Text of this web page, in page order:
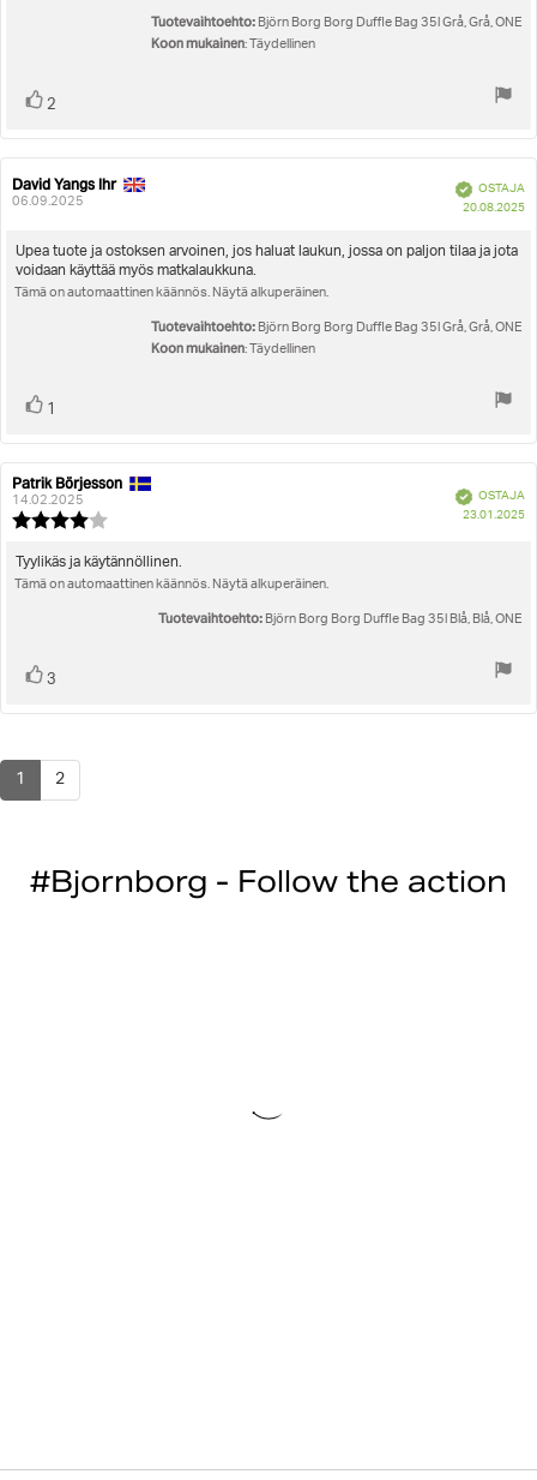
Tuotevaihtoehto: Björn Borg Borg Duffle Bag 35l Grå, Grå, ONE
Koon mukainen: Täydellinen
Äänestä
2
Arvostelun
kirjoittaja:
David Yangs Ihr
06.09.2025
Vahvistettu
OSTAJA
20.08.2025
Arvostelun
teksti:
Upea tuote ja ostoksen arvoinen, jos haluat laukun, jossa on paljon tilaa ja jota
voidaan käyttää myös matkalaukkuna.
Tämä on automaattinen käännös. Näytä alkuperäinen.
Tuotevaihtoehto: Björn Borg Borg Duffle Bag 35l Grå, Grå, ONE
Koon mukainen: Täydellinen
Äänestä
1
Arvostelun
kirjoittaja:
Patrik Börjesson
14.02.2025
4.0
5:sta
Vahvistettu
OSTAJA
23.01.2025
Arvostelun
teksti:
Tyylikäs ja käytännöllinen.
Tämä on automaattinen käännös. Näytä alkuperäinen.
Tuotevaihtoehto: Björn Borg Borg Duffle Bag 35l Blå, Blå, ONE
Äänestä
3
1 2
#Bjornborg - Follow the action